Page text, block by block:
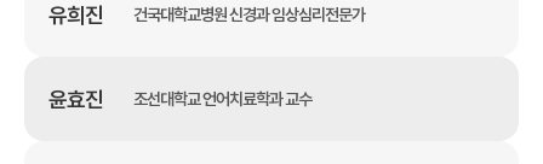
유희진 건국대학교병원 신경과 임상심리전문가
윤효진 조선대학교 언어치료학과 교수